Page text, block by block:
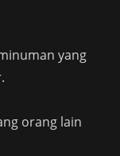
yang
orang lain